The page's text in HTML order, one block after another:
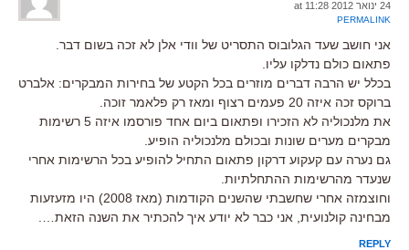
24 ינואר 2012 at 11:28
PERMALINK
אני חושב שעד הגלובוס התסריט של וודי אלן לא זכה בשום דבר.
פתאום כולם נדלקו עליו.
בכלל יש הרבה דברים מוזרים בכל הקטע של בחירות המבקרים: אלברט
ברוקס זכה איזה 20 פעמים רצוף ומאז רק פלאמר זוכה.
את מלנכוליה לא הזכירו ופתאום ביום אחד פורסמו איזה 5 רשימות
מבקרים מערים שונות ובכולם מלנכוליה הופיע.
גם נערה עם קעקוע דרקון פתאום התחיל להופיע בכל הרשימות אחרי
שנעדר מהרשימות ההתחלתיות.
וחוצמזה אחרי שחשבתי שהשנים הקודמות (מאז 2008) היו מזעזעות
מבחינה קולנועית, אני כבר לא יודע איך להכתיר את השנה הזאת….
REPLY